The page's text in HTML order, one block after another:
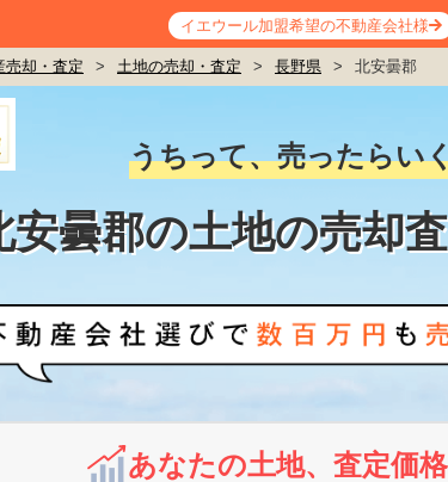
イエウール加盟希望の不動産会社様
売却・査定 > 土地の売却・査定 > 長野県 > 北安曇郡
うちって、売ったらい
安曇郡の土地の売却
あなたの土地、査定価